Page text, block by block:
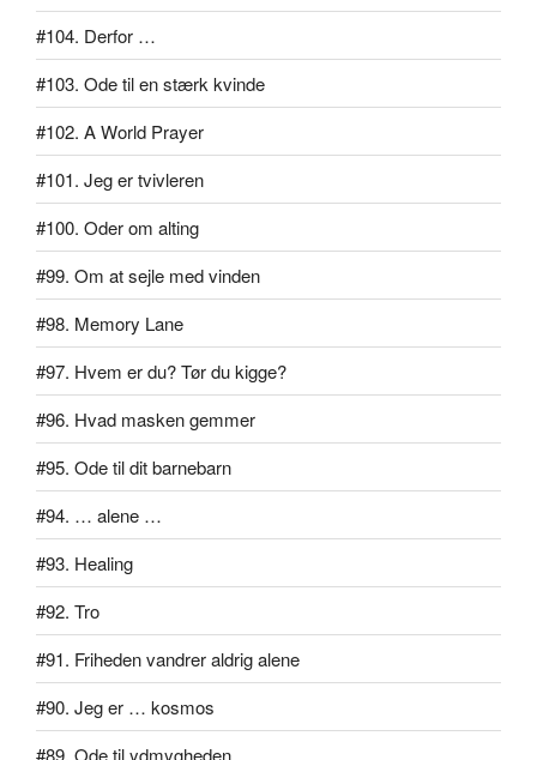
#104. Derfor …
#103. Ode til en stærk kvinde
#102. A World Prayer
#101. Jeg er tvivleren
#100. Oder om alting
#99. Om at sejle med vinden
#98. Memory Lane
#97. Hvem er du? Tør du kigge?
#96. Hvad masken gemmer
#95. Ode til dit barnebarn
#94. … alene …
#93. Healing
#92. Tro
#91. Friheden vandrer aldrig alene
#90. Jeg er … kosmos
#89. Ode til ydmygheden